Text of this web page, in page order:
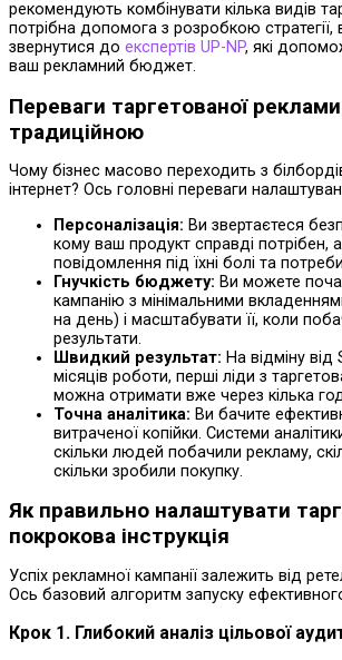
рекомендують комбінувати кілька видів
потрібна допомога з розробкою
звернутися до експертів UP-NP, які
ваш рекламний бюджет.
Переваги таргетованої
традиційною
Чому бізнес масово переходить з
інтернет? Ось головні переваги
Персоналізація: Ви звертаєтеся
кому ваш продукт справді потрібен,
повідомлення під їхні болі та
Гнучкість бюджету: Ви можете
кампанію з мінімальними
на день) і масштабувати її, коли
результати.
Швидкий результат: На відміну від
місяців роботи, перші ліди з
можна отримати вже через кілька
Точна аналітика: Ви бачите
витраченої копійки. Системи
скільки людей побачили рекламу,
скільки зробили покупку.
Як правильно налаштувати
покрокова інструкція
Успіх рекламної кампанії залежить від
Ось базовий алгоритм запуску
Крок 1. Глибокий аналіз цільової